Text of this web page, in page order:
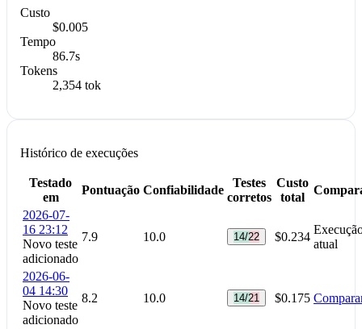
Custo
$0.005
Tempo
86.7s
Tokens
2,354 tok
Histórico de execuções
Testado
em
Pontuação Confiabilidade
Testes
corretos
Custo
total
2026-07-
16 23:12
Novo teste
adicionado
7.9 10.0 14/22 $0.234
atual
2026-06-
04 14:30
Novo teste
adicionado
8.2 10.0 14/21 $0.175